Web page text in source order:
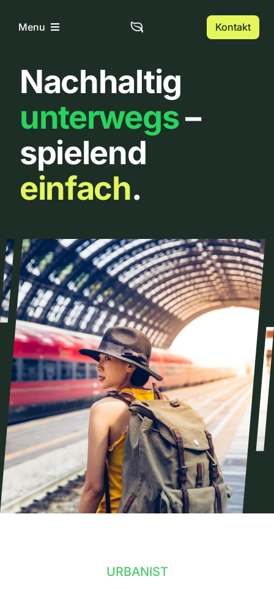
InhaltMenu
Home
Über uns
Urbanlist
Kontakt
Nachhaltig
unterwegs–
spielend
einfach.
URBANIST